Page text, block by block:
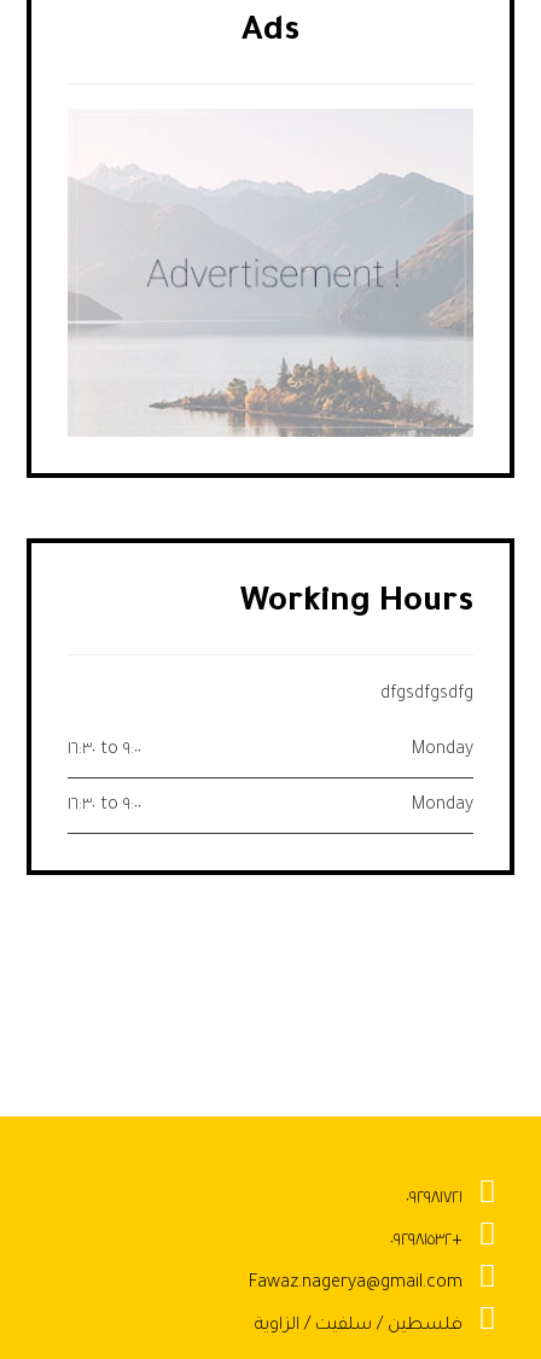
Ads
Working Hours
dfgsdfgsdfg
Monday ٩:٠٠ to ١٦:٣٠
Monday ٩:٠٠ to ١٦:٣٠
٠٩٢٩٨١٧٢١
+٠٩٢٩٨١٥٣٢
Fawaz.nagerya@gmail.com
فلسطين / سلفيت / الزاوية